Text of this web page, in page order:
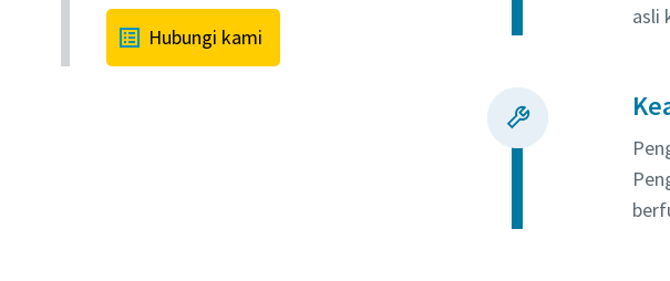
Hubungi kami
asli